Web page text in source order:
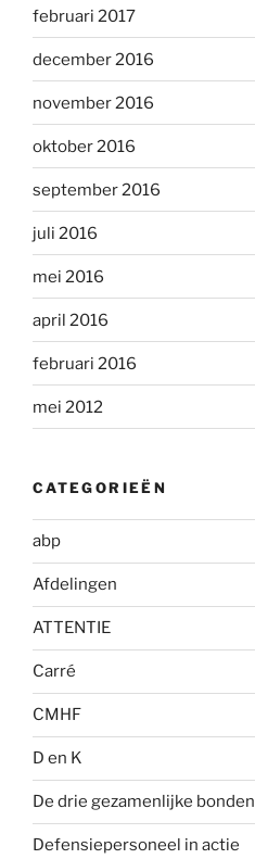
februari 2017
december 2016
november 2016
oktober 2016
september 2016
juli 2016
mei 2016
april 2016
februari 2016
mei 2012
CATEGORIEËN
abp
Afdelingen
ATTENTIE
Carré
CMHF
D en K
De drie gezamenlijke bonden
Defensiepersoneel in actie